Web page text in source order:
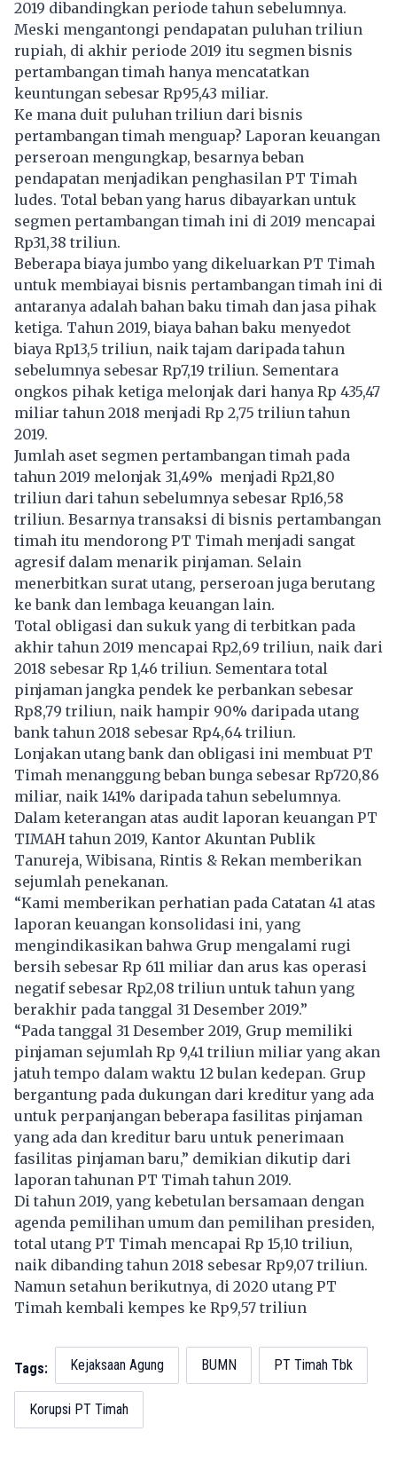
2019 dibandingkan periode tahun sebelumnya.
Meski mengantongi pendapatan puluhan triliun
rupiah, di akhir periode 2019 itu segmen bisnis
pertambangan timah hanya mencatatkan
keuntungan sebesar Rp95,43 miliar.
Ke mana duit puluhan triliun dari bisnis
pertambangan timah menguap? Laporan keuangan
perseroan mengungkap, besarnya beban
pendapatan menjadikan penghasilan PT Timah
ludes. Total beban yang harus dibayarkan untuk
segmen pertambangan timah ini di 2019 mencapai
Rp31,38 triliun.
Beberapa biaya jumbo yang dikeluarkan PT Timah
untuk membiayai bisnis pertambangan timah ini di
antaranya adalah bahan baku timah dan jasa pihak
ketiga. Tahun 2019, biaya bahan baku menyedot
biaya Rp13,5 triliun, naik tajam daripada tahun
sebelumnya sebesar Rp7,19 triliun. Sementara
ongkos pihak ketiga melonjak dari hanya Rp 435,47
miliar tahun 2018 menjadi Rp 2,75 triliun tahun
2019.
Jumlah aset segmen pertambangan timah pada
tahun 2019 melonjak 31,49% menjadi Rp21,80
triliun dari tahun sebelumnya sebesar Rp16,58
triliun. Besarnya transaksi di bisnis pertambangan
timah itu mendorong PT Timah menjadi sangat
agresif dalam menarik pinjaman. Selain
menerbitkan surat utang, perseroan juga berutang
ke bank dan lembaga keuangan lain.
Total obligasi dan sukuk yang di terbitkan pada
akhir tahun 2019 mencapai Rp2,69 triliun, naik dari
2018 sebesar Rp 1,46 triliun. Sementara total
pinjaman jangka pendek ke perbankan sebesar
Rp8,79 triliun, naik hampir 90% daripada utang
bank tahun 2018 sebesar Rp4,64 triliun.
Lonjakan utang bank dan obligasi ini membuat PT
Timah menanggung beban bunga sebesar Rp720,86
miliar, naik 141% daripada tahun sebelumnya.
Dalam keterangan atas audit laporan keuangan PT
TIMAH tahun 2019, Kantor Akuntan Publik
Tanureja, Wibisana, Rintis & Rekan memberikan
sejumlah penekanan.
“Kami memberikan perhatian pada Catatan 41 atas
laporan keuangan konsolidasi ini, yang
mengindikasikan bahwa Grup mengalami rugi
bersih sebesar Rp 611 miliar dan arus kas operasi
negatif sebesar Rp2,08 triliun untuk tahun yang
berakhir pada tanggal 31 Desember 2019.”
“Pada tanggal 31 Desember 2019, Grup memiliki
pinjaman sejumlah Rp 9,41 triliun miliar yang akan
jatuh tempo dalam waktu 12 bulan kedepan. Grup
bergantung pada dukungan dari kreditur yang ada
untuk perpanjangan beberapa fasilitas pinjaman
yang ada dan kreditur baru untuk penerimaan
fasilitas pinjaman baru,” demikian dikutip dari
laporan tahunan PT Timah tahun 2019.
Di tahun 2019, yang kebetulan bersamaan dengan
agenda pemilihan umum dan pemilihan presiden,
total utang PT Timah mencapai Rp 15,10 triliun,
naik dibanding tahun 2018 sebesar Rp9,07 triliun.
Namun setahun berikutnya, di 2020 utang PT
Timah kembali kempes ke Rp9,57 triliun
Tags: Kejaksaan Agung BUMN PT Timah Tbk
Korupsi PT Timah